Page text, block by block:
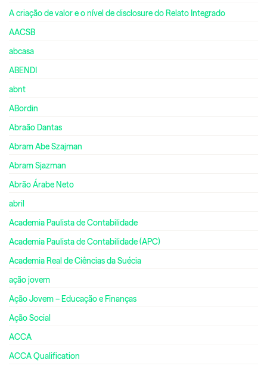
A criação de valor e o nível de disclosure do Relato Integrado
AACSB
abcasa
ABENDI
abnt
ABordin
Abraão Dantas
Abram Abe Szajman
Abram Sjazman
Abrão Árabe Neto
abril
Academia Paulista de Contabilidade
Academia Paulista de Contabilidade (APC)
Academia Real de Ciências da Suécia
ação jovem
Ação Jovem – Educação e Finanças
Ação Social
ACCA
ACCA Qualification